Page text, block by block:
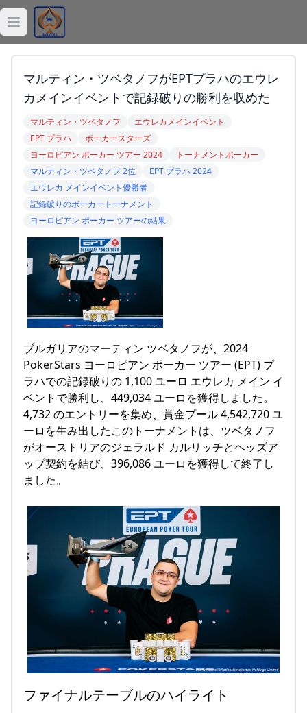
Open main menu
ジョーカー
デッキ
バラトロ
Balatro計算機
Balatro記事
マルティン・ツベタノフがEPTプラハのエウレ
カメインイベントで記録破りの勝利を収めた
マルティン・ツベタノフ
エウレカメインイベント
EPT プラハ
ポーカースターズ
ヨーロピアン ポーカー ツアー 2024
トーナメントポーカー
マルティン・ツベタノフ 2位
EPT プラハ 2024
エウレカ メインイベント優勝者
記録破りのポーカートーナメント
ヨーロピアン ポーカー ツアーの結果
ブルガリアのマーティン ツベタノフが、2024
PokerStars ヨーロピアン ポーカー ツアー (EPT) プ
ラハでの記録破りの 1,100 ユーロ エウレカ メイン イ
ベントで勝利し、449,034 ユーロを獲得しました。
4,732 のエントリーを集め、賞金プール 4,542,720 ユ
ーロを生み出したこのトーナメントは、ツベタノフ
がオーストリアのジェラルド カルリッチとヘッズア
ップ契約を結び、396,086 ユーロを獲得して終了し
ました。
ファイナルテーブルのハイライト